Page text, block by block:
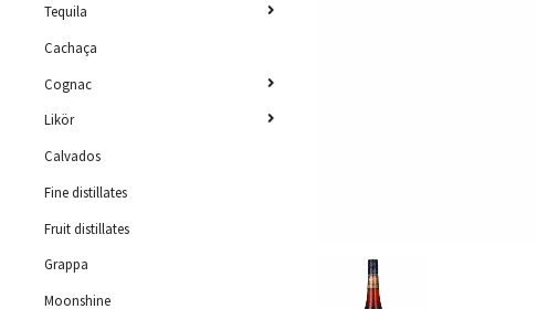
Tequila
Cachaça
Cognac
Likör
Calvados
Fine distillates
Fruit distillates
Grappa
Moonshine